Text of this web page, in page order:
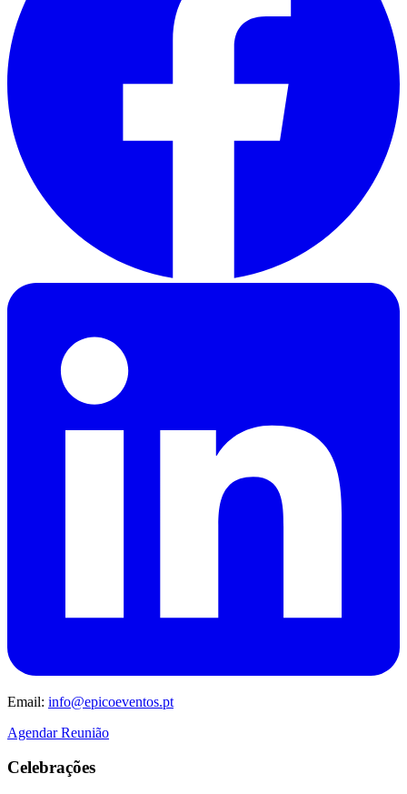
Email: info@epicoeventos.pt
Agendar Reunião
Celebrações